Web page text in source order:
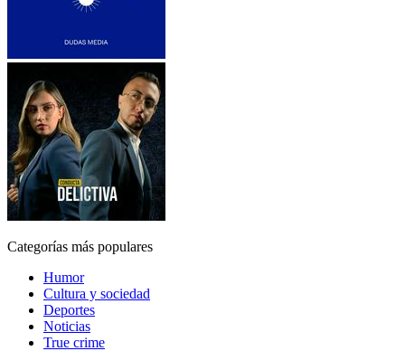
Categorías más populares
Humor
Cultura y sociedad
Deportes
Noticias
True crime